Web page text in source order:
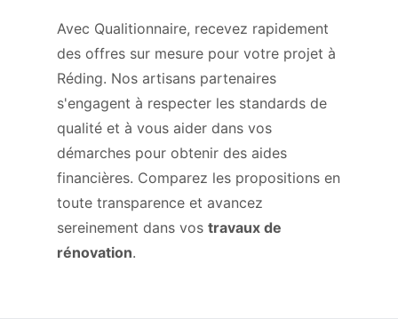
Avec Qualitionnaire, recevez rapidement
des offres sur mesure pour votre projet à
Réding. Nos artisans partenaires
s'engagent à respecter les standards de
qualité et à vous aider dans vos
démarches pour obtenir des aides
financières. Comparez les propositions en
toute transparence et avancez
sereinement dans vos travaux de
rénovation.